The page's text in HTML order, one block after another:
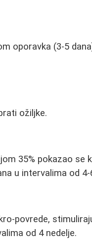
oporavka (3-5
ožiljke.
35% pokazao se
u intervalima od 4-
povrede,
od 4 nedelje.